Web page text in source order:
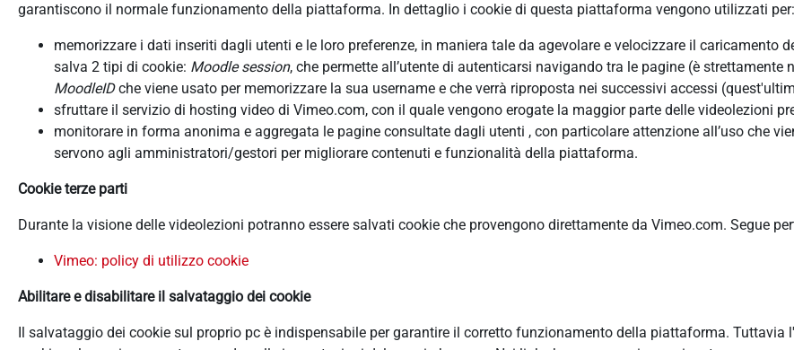
garantiscono il normale funzionamento della piattaforma. In dettaglio i cookie di questa piattaforma vengono utilizzati per:
memorizzare i dati inseriti dagli utenti e le loro preferenze, in maniera tale da agevolare e velocizzare il caricamento
salva 2 tipi di cookie: Moodle session, che permette all’utente di autenticarsi navigando tra le pagine (è strettamente
MoodleIDche viene usato per memorizzare la sua username e che verrà riproposta nei successivi accessi
sfruttare il servizio di hosting video di Vimeo.com, con il quale vengono erogate la maggior parte delle videolezioni
monitorare in forma anonima e aggregata le pagine consultate dagli utenti , con particolare attenzione all’uso che
servono agli amministratori/gestori per migliorare contenuti e funzionalità della piattaforma.
Cookie terze parti
Durante la visione delle videolezioni potranno essere salvati cookie che provengono direttamente da Vimeo.com. Segue
Vimeo: policy di utilizzo cookie
Abilitare e disabilitare il salvataggio dei cookie
Il salvataggio dei cookie sul proprio pc è indispensabile per garantire il corretto funzionamento della piattaforma. Tuttavia